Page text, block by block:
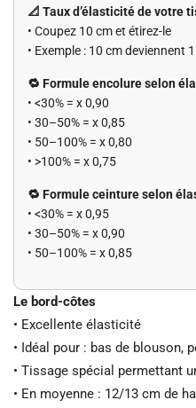
📐 Taux d’élasticité de votre
• Coupez 10 cm et étirez-le
• Exemple : 10 cm deviennent
🔁 Formule encolure selon
• <30% = x 0,90
• 30–50% = x 0,85
• 50–100% = x 0,80
• >100% = x 0,75
🔁 Formule ceinture selon
• <30% = x 0,95
• 30–50% = x 0,90
• 50–100% = x 0,85
Le bord-côtes
• Excellente élasticité
• Idéal pour : bas de blouson,
• Tissage spécial permettant
• En moyenne : 12/13 cm de